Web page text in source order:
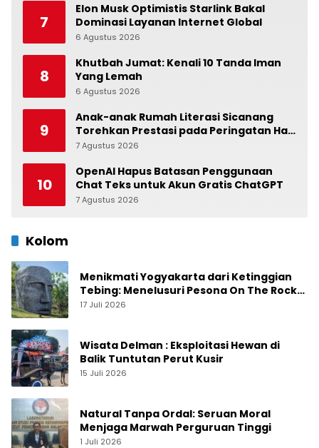
7
Elon Musk Optimistis Starlink Bakal
Dominasi Layanan Internet Global
6 Agustus 2026
8
Khutbah Jumat: Kenali 10 Tanda Iman
Yang Lemah
6 Agustus 2026
9
Anak-anak Rumah Literasi Sicanang
Torehkan Prestasi pada Peringatan Hari
Anak Nasional di Kecamatan Medan
7 Agustus 2026
10
OpenAI Hapus Batasan Penggunaan
Chat Teks untuk Akun Gratis ChatGPT
7 Agustus 2026
Kolom
Menikmati Yogyakarta dari Ketinggian
Tebing: Menelusuri Pesona On The Rock
Jogja yang Sedang Naik Daun
17 Juli 2026
Wisata Delman : Eksploitasi Hewan di
Balik Tuntutan Perut Kusir
15 Juli 2026
Natural Tanpa Ordal: Seruan Moral
Menjaga Marwah Perguruan Tinggi
1 Juli 2026